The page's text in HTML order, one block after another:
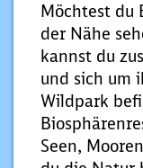
Möchtest du
der Nähe
kannst du
und sich um
Wildpark
Seen,